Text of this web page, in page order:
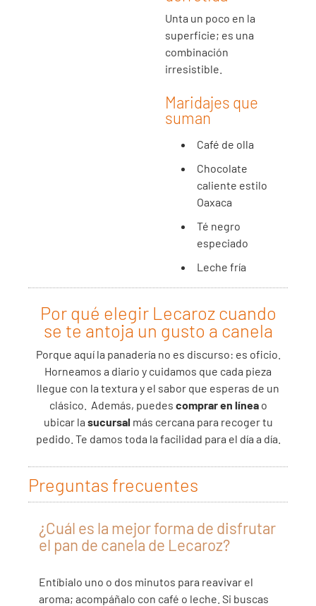
Unta un poco en la
superficie; es una
combinación
irresistible.
Maridajes que
suman
Café de olla
Chocolate
caliente estilo
Oaxaca
Té negro
especiado
Leche fría
Por qué elegir Lecaroz cuando
se te antoja un gusto a canela
Porque aquí la panadería no es discurso: es oficio.
Horneamos a diario y cuidamos que cada pieza
llegue con la textura y el sabor que esperas de un
clásico. Además, puedes comprar en líneao
ubicar la sucursal más cercana para recoger tu
pedido. Te damos toda la facilidad para el día a día.
Preguntas frecuentes
¿Cuál es la mejor forma de disfrutar
el pan de canela de Lecaroz?
Entíbialo uno o dos minutos para reavivar el
aroma; acompáñalo con café o leche. Si buscas